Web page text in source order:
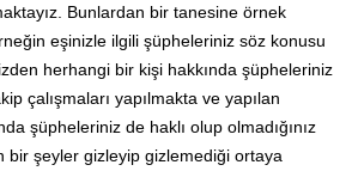
Bunlardan bir tanesine örnek
eşinizle ilgili şüpheleriniz söz konusu
herhangi bir kişi hakkında şüpheleriniz
çalışmaları yapılmakta ve yapılan
şüpheleriniz de haklı olup olmadığınız
bir şeyler gizleyip gizlemediği ortaya